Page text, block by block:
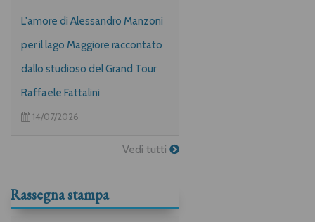
L'amore di Alessandro Manzoni
per il lago Maggiore raccontato
dallo studioso del Grand Tour
Raffaele Fattalini
14/07/2026
Vedi tutti
Rassegna stampa